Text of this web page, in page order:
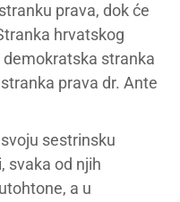
prava, dok će
hrvatskog
stranka
prava dr. Ante
sestrinsku
svaka od njih
a u